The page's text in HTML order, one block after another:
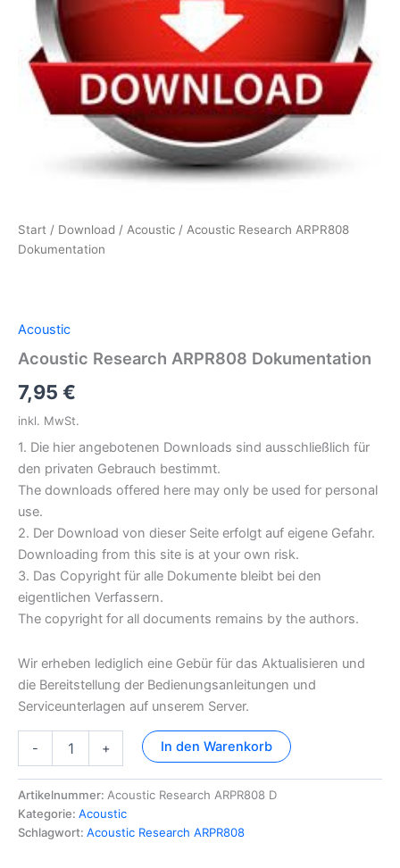
Start / Download / Acoustic / Acoustic Research ARPR808
Dokumentation
Acoustic
Acoustic Research ARPR808 Dokumentation
7,95 €
inkl. MwSt.
1. Die hier angebotenen Downloads sind ausschließlich für
den privaten Gebrauch bestimmt.
The downloads offered here may only be used for personal
use.
2. Der Download von dieser Seite erfolgt auf eigene Gefahr.
Downloading from this site is at your own risk.
3. Das Copyright für alle Dokumente bleibt bei den
eigentlichen Verfassern.
The copyright for all documents remains by the authors.
Wir erheben lediglich eine Gebür für das Aktualisieren und
die Bereitstellung der Bedienungsanleitungen und
Serviceunterlagen auf unserem Server.
-
Research
Dokumentation
Menge
+ In den Warenkorb
Artikelnummer: Acoustic Research ARPR808 D
Kategorie: Acoustic
Schlagwort: Acoustic Research ARPR808